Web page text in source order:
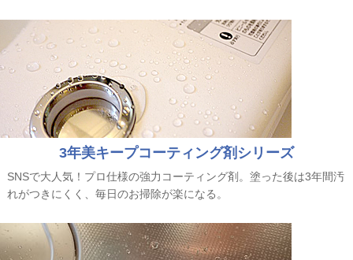
3年美キープコーティング剤シリーズ
SNSで大人気！プロ仕様の強力コーティング剤。塗った後は3年間汚
れがつきにくく、毎日のお掃除が楽になる。
2026年 2月 26日
ルンバがラクラク乗り越え
られる室内段差スロープ